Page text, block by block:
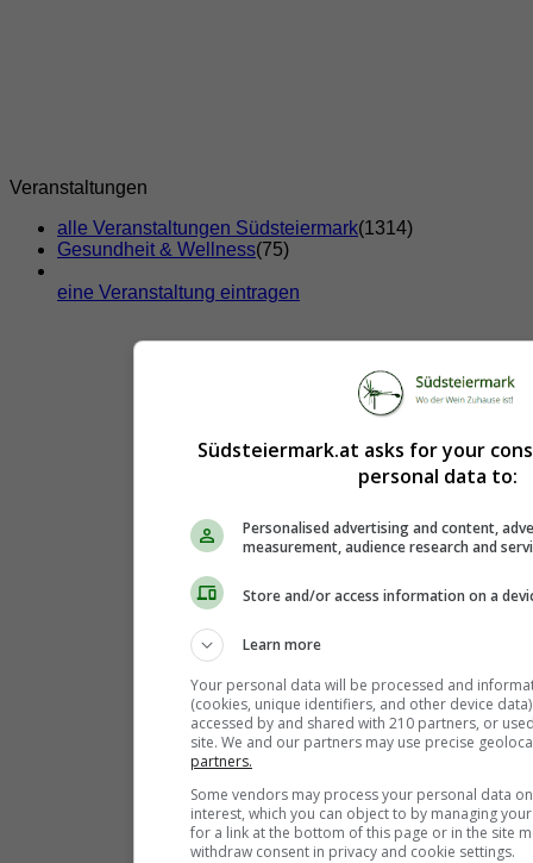
Veranstaltungen
alle Veranstaltungen Südsteiermark(1314)
Gesundheit & Wellness(75)
eine Veranstaltung eintragen
Südsteiermark.at asks for your
personal data to:
Personalised advertising and content,
measurement, audience research and
Store and/or access information on a
Learn more
Your personal data will be processed and
(cookies, unique identifiers, and other device
accessed by and shared with 210 partners, or
site. We and our partners may use precise
partners.
Some vendors may process your personal data
interest, which you can object to by managing
for a link at the bottom of this page or in the site
withdraw consent in privacy and cookie settings.